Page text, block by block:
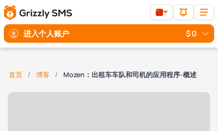
进入个人账户 $ 0
首页 博客 Mozen：出租车车队和司机的应用程序-概述